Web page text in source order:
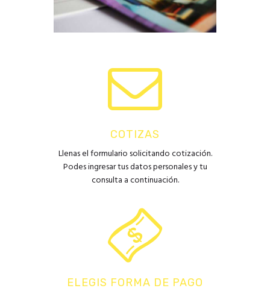
COTIZAS
Llenas el formulario solicitando cotización.
Podes ingresar tus datos personales y tu
consulta a continuación.
ELEGIS FORMA DE PAGO